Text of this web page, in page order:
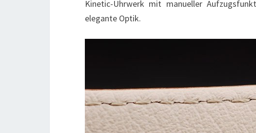
Kinetic-Uhrwerk mit manueller
elegante Optik.